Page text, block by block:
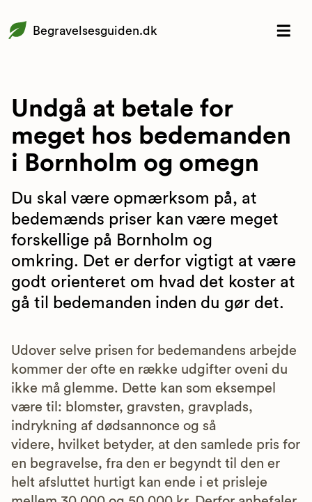
Begravelsesguiden.dk
Undgå at betale for
meget hos bedemanden
i Bornholm og omegn
Du skal være opmærksom på, at
bedemænds priser kan være meget
forskellige på Bornholm og
omkring. Det er derfor vigtigt at være
godt orienteret om hvad det koster at
gå til bedemanden inden du gør det.
Udover selve prisen for bedemandens arbejde
kommer der ofte en række udgifter oveni du
ikke må glemme. Dette kan som eksempel
være til: blomster, gravsten, gravplads,
indrykning af dødsannonce og så
videre, hvilket betyder, at den samlede pris for
en begravelse, fra den er begyndt til den er
helt afsluttet hurtigt kan ende i et prisleje